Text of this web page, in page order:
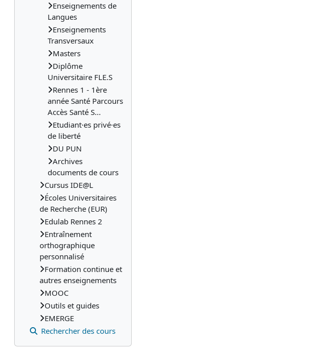
Enseignements de
Langues
Enseignements
Transversaux
Masters
Diplôme
Universitaire FLE.S
Rennes 1 - 1ère
année Santé Parcours
Accès Santé S...
Etudiant·es privé·es
de liberté
DU PUN
Archives
documents de cours
Cursus IDE@L
Écoles Universitaires
de Recherche (EUR)
Edulab Rennes 2
Entraînement
orthographique
personnalisé
Formation continue et
autres enseignements
MOOC
Outils et guides
EMERGE
Rechercher des cours